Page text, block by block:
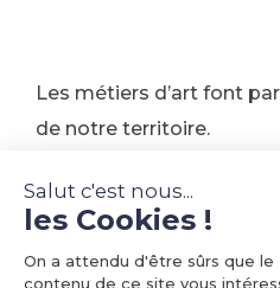
Les métiers d’art font
de notre territoire.
Ces hommes et ces
verriers, relieur…) vous
rencontrer dans leurs
Salut c'est nous...
les Cookies !
On a attendu d'être sûrs que le
contenu de ce site vous